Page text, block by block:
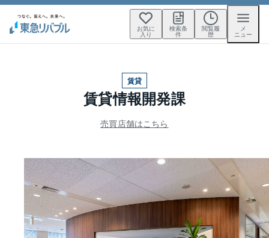
お気に
入り
検索条
件
閲覧履
歴
メ
ニュー
賃貸
賃貸情報開発課
売買店舗はこちら